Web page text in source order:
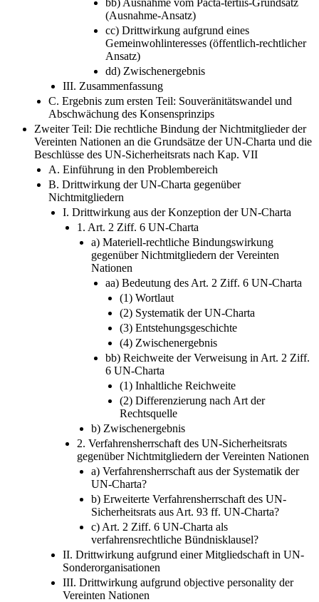
bb) Ausnahme vom Pacta-tertiis-Grundsatz
(Ausnahme-Ansatz)
cc) Drittwirkung aufgrund eines
Gemeinwohlinteresses (öffentlich-rechtlicher
Ansatz)
dd) Zwischenergebnis
III. Zusammenfassung
C. Ergebnis zum ersten Teil: Souveränitätswandel und
Abschwächung des Konsensprinzips
Zweiter Teil: Die rechtliche Bindung der Nichtmitglieder der
Vereinten Nationen an die Grundsätze der UN-Charta und die
Beschlüsse des UN-Sicherheitsrats nach Kap. VII
A. Einführung in den Problembereich
B. Drittwirkung der UN-Charta gegenüber
Nichtmitgliedern
I. Drittwirkung aus der Konzeption der UN-Charta
1. Art. 2 Ziff. 6 UN-Charta
a) Materiell-rechtliche Bindungswirkung
gegenüber Nichtmitgliedern der Vereinten
Nationen
aa) Bedeutung des Art. 2 Ziff. 6 UN-Charta
(1) Wortlaut
(2) Systematik der UN-Charta
(3) Entstehungsgeschichte
(4) Zwischenergebnis
bb) Reichweite der Verweisung in Art. 2 Ziff.
6 UN-Charta
(1) Inhaltliche Reichweite
(2) Differenzierung nach Art der
Rechtsquelle
b) Zwischenergebnis
2. Verfahrensherrschaft des UN-Sicherheitsrats
gegenüber Nichtmitgliedern der Vereinten Nationen
a) Verfahrensherrschaft aus der Systematik der
UN-Charta?
b) Erweiterte Verfahrensherrschaft des UN-
Sicherheitsrats aus Art. 93 ff. UN-Charta?
c) Art. 2 Ziff. 6 UN-Charta als
verfahrensrechtliche Bündnisklausel?
II. Drittwirkung aufgrund einer Mitgliedschaft in UN-
Sonderorganisationen
III. Drittwirkung aufgrund objective personality der
Vereinten Nationen